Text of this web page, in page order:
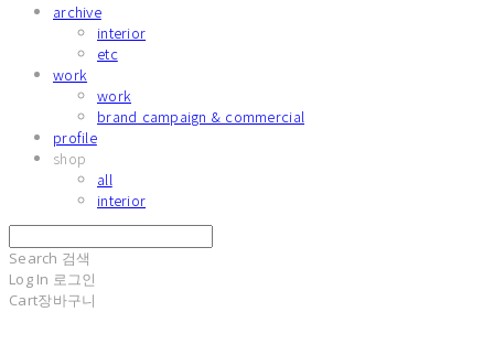
archive
interior
etc
work
work
brand campaign & commercial
profile
shop
all
interior
Search 검색
Log In 로그인
Cart장바구니